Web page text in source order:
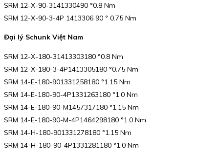
SRM 12-X-90-3141330490 °0.8 Nm
SRM 12-X-90-3-4P 1413306 90 ° 0.75 Nm
Đại lý Schunk Việt Nam
SRM 12-X-180-31413303180 °0.8 Nm
SRM 12-X-180-3-4P1413305180 °0.75 Nm
SRM 14-E-180-901331258180 °1.15 Nm
SRM 14-E-180-90-4P1331263180 °1.0 Nm
SRM 14-E-180-90-M1457317180 °1.15 Nm
SRM 14-E-180-90-M-4P1464298180 °1.0 Nm
SRM 14-H-180-901331278180 °1.15 Nm
SRM 14-H-180-90-4P1331281180 °1.0 Nm